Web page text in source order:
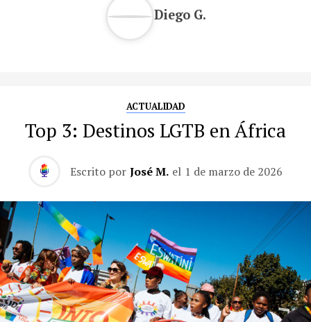
Diego G.
ACTUALIDAD
Top 3: Destinos LGTB en África
Escrito por José M. el 1 de marzo de 2026